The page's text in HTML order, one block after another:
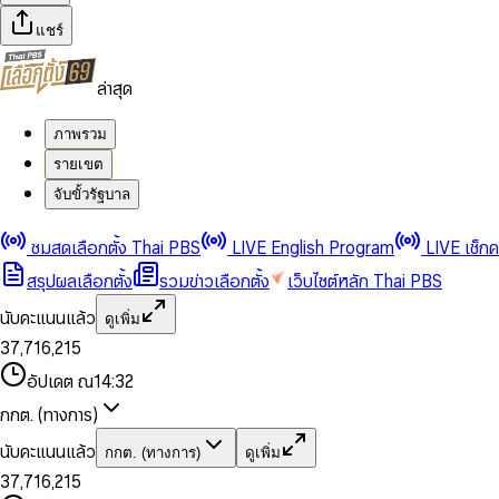
แชร์
ล่าสุด
ภาพรวม
รายเขต
จับขั้วรัฐบาล
ชมสดเลือกตั้ง Thai PBS LIVE English Program
LIVE เช็ก
สรุปผลเลือกตั้ง
รวมข่าวเลือกตั้ง
เว็บไซต์หลัก Thai PBS
นับคะแนนแล้ว
ดูเพิ่ม
0
1
2
3
4
5
6
8
9
2
3
4
5
6
7
8
9
,
0
2
4
6
7
8
9
0
1
2
3
4
5
6
7
8
1
3
5
6
7
8
9
,
1
2
4
5
7
8
9
0
1
3
4
6
7
8
0
2
3
4
5
7
8
อัปเดต ณ14:32
กกต. (ทางการ)
นับคะแนนแล้ว
กกต. (ทางการ) ดูเพิ่ม
0
1
2
3
0
1
2
4
5
6
7,
0
1
2
4
6
7
0
1
0
1
3
5
6,
1
2
0
1
0
2
3
4
5